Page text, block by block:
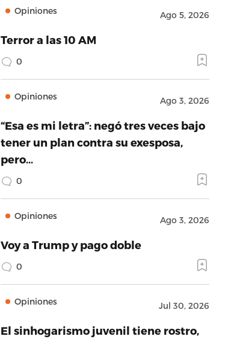
Opiniones Ago 5, 2026
Terror a las 10 AM
0
Opiniones Ago 3, 2026
“Esa es mi letra”: negó tres veces bajo
tener un plan contra su exesposa,
pero…
0
Opiniones Ago 3, 2026
Voy a Trump y pago doble
0
Opiniones Jul 30, 2026
El sinhogarismo juvenil tiene rostro,